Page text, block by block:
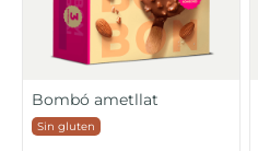
Bombó ametllat
Sin gluten